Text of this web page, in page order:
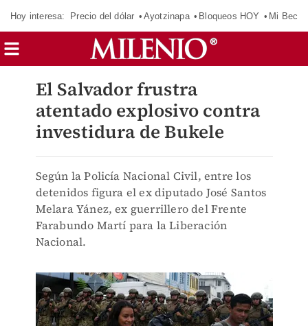
Hoy interesa: Precio del dólar Ayotzinapa Bloqueos HOY Mi Beca
El Salvador frustra
atentado explosivo contra
investidura de Bukele
Según la Policía Nacional Civil, entre los
detenidos figura el ex diputado José Santos
Melara Yánez, ex guerrillero del Frente
Farabundo Martí para la Liberación
Nacional.